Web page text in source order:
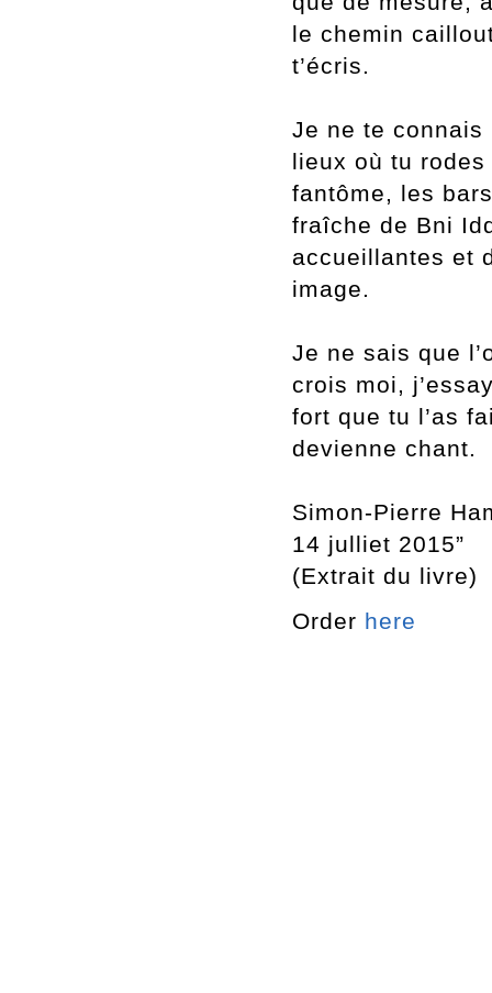
le chemin
t’écris.
Je ne te connais
lieux où tu
fantôme, les
fraîche de Bni
accueillantes et
image.
Je ne sais que l
crois moi, j
fort que tu l’as
devienne chant.
Simon-Pierre
14 julliet 2015”
(Extrait du livre)
Order here